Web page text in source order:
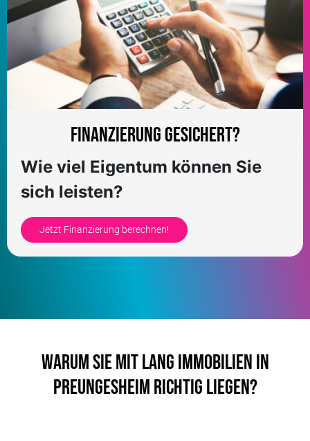
Finanzierung gesichert?
Wie viel Eigentum können Sie
sich leisten?
Jetzt Finanzierung berechnen!
Warum Sie mit LANG Immobilien in
Preungesheim richtig liegen?